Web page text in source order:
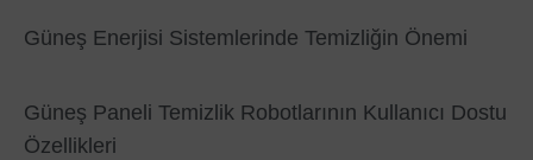
Güneş Enerjisi Sistemlerinde Temizliğin Önemi
Güneş Paneli Temizlik Robotlarının Kullanıcı Dostu
Özellikleri